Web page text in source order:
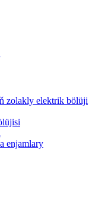
zolakly elektrik bölüji
enjamlary